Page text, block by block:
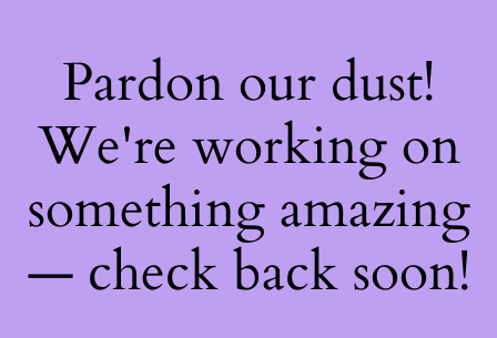
Pardon our dust!
We're working on
something amazing
— check back soon!